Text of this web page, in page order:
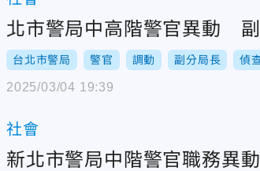
北市警局中高階警官異動
台北市警局 警官 調動 副分局長 偵
2025/03/04 19:39
社會
新北市警局中階警官職務異